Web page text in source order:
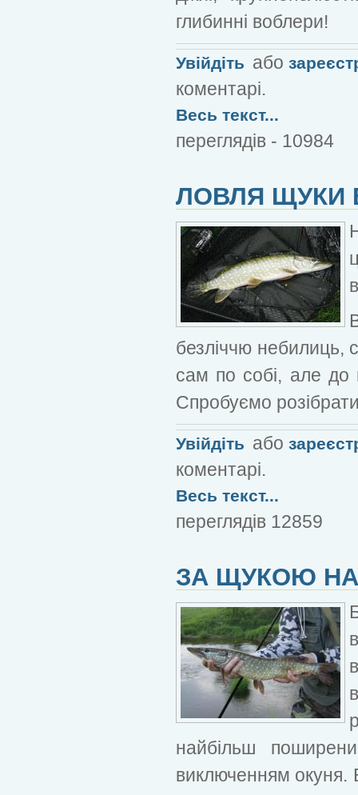
глибинні воблери!
Увійдіть або
коментарі.
Весь текст...
переглядів - 10984
ЛОВЛЯ ЩУКИ
безліччю небилиць,
сам по собі, але до
Спробуємо
Увійдіть або
коментарі.
Весь текст...
переглядів 12859
ЗА ЩУКОЮ НА
найбільш
виключенням окуня.